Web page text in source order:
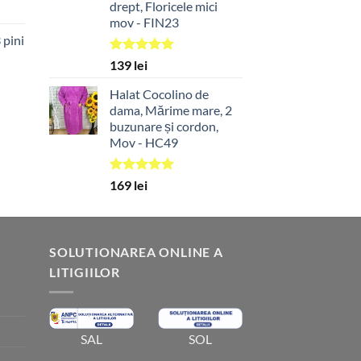
pini
drept, Floricele mici
mov - FIN23
Evaluat la
139 lei
Halat Cocolino de
dama, Mărime mare, 2
buzunare și cordon,
Mov - HC49
Evaluat la
169 lei
SOLUTIONAREA ONLINE A
LITIGIILOR
SAL SOL